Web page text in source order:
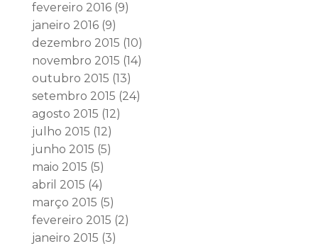
fevereiro 2016(9)
janeiro 2016(9)
dezembro 2015 (10)
novembro 2015 (14)
outubro 2015 (13)
setembro 2015 (24)
agosto 2015 (12)
julho 2015 (12)
junho 2015 (5)
maio 2015 (5)
abril 2015 (4)
março 2015 (5)
fevereiro 2015 (2)
janeiro 2015 (3)